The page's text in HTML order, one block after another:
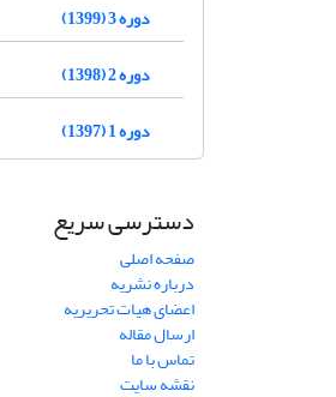
دوره 3 (1399)
دوره 2 (1398)
دوره 1 (1397)
دسترسی سریع
صفحه اصلی
درباره نشریه
اعضای هیات تحریریه
ارسال مقاله
تماس با ما
نقشه سایت